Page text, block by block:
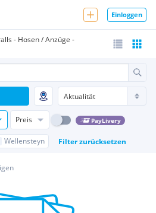
Einloggen
- Hosen / Anzüge -
Preis PayLivery
Wellensteyn Filter zurücksetzen